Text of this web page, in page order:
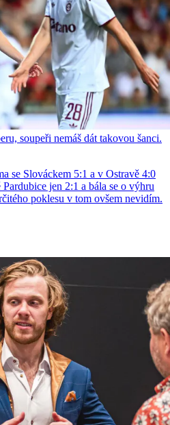
soupeři nemáš dát takovou šanci.
se Slováckem 5:1 a v Ostravě 4:0
jen 2:1 a bála se o výhru
poklesu v tom ovšem nevidím.